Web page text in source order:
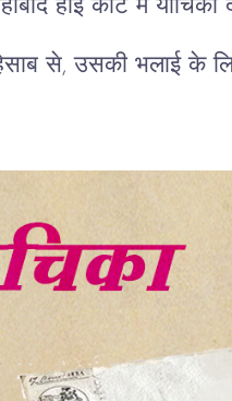
हाई कोर्ट में याचिका
से, उसकी भलाई के